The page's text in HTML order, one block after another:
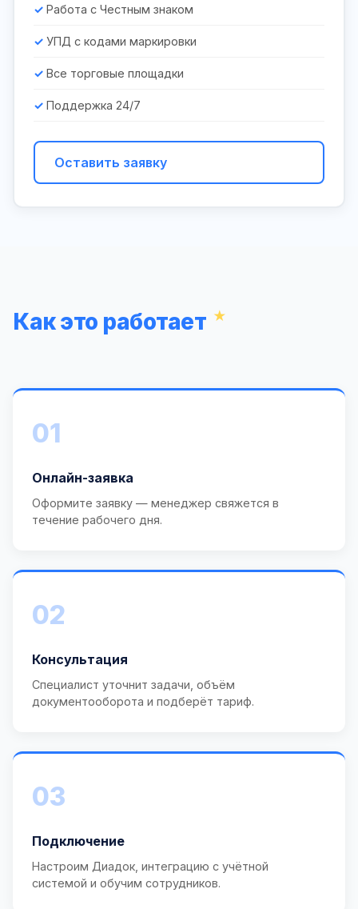
Работа с Честным знаком
УПД с кодами маркировки
Все торговые площадки
Поддержка 24/7
Оставить заявку
Как это работает
01
Онлайн-заявка
Оформите заявку — менеджер свяжется в
течение рабочего дня.
02
Консультация
Специалист уточнит задачи, объём
документооборота и подберёт тариф.
03
Подключение
Настроим Диадок, интеграцию с учётной
системой и обучим сотрудников.